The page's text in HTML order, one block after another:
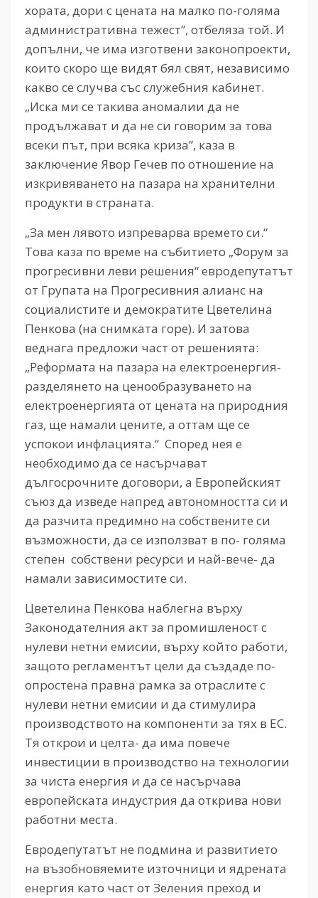
хората, дори с цената на малко по-голяма
административна тежест”, отбеляза той. И
допълни, че има изготвени законопроекти,
които скоро ще видят бял свят, независимо
какво се случва със служебния кабинет.
„Иска ми се такива аномалии да не
продължават и да не си говорим за това
всеки път, при всяка криза”, каза в
заключение Явор Гечев по отношение на
изкривяването на пазара на хранителни
продукти в страната.
„За мен лявото изпреварва времето си.“
Това каза по време на събитието „Форум за
прогресивни леви решения“ евродепутатът
от Групата на Прогресивния алианс на
социалистите и демократите Цветелина
Пенкова (на снимката горе). И затова
веднага предложи част от решенията:
„Реформата на пазара на електроенергия-
разделянето на ценообразуването на
електроенергията от цената на природния
газ, ще намали цените, а оттам ще се
успокои инфлацията.“ Според нея е
необходимо да се насърчават
дългосрочните договори, а Европейският
съюз да изведе напред автономността си и
да разчита предимно на собствените си
възможности, да се използват в по- голяма
степен собствени ресурси и най-вече- да
намали зависимостите си.
Цветелина Пенкова наблегна върху
Законодателния акт за промишленост с
нулеви нетни емисии, върху който работи,
защото регламентът цели да създаде по-
опростена правна рамка за отраслите с
нулеви нетни емисии и да стимулира
производството на компоненти за тях в ЕС.
Тя открои и целта- да има повече
инвестиции в производство на технологии
за чиста енергия и да се насърчава
европейската индустрия да открива нови
работни места.
Евродепутатът не подмина и развитието
на възобновяемите източници и ядрената
енергия като част от Зеления преход и